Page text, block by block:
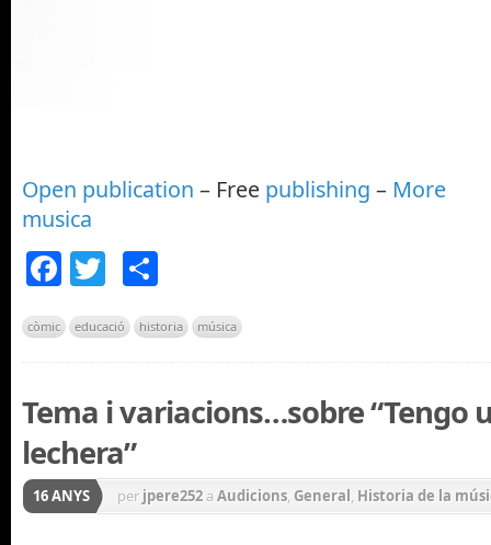
Open publication – Free publishing – More
musica
Facebook
Twitter
còmic educació historia música
Tema i variacions…sobre “Tengo
lechera”
16 ANYS per jpere252 a Audicions, General, Historia de la